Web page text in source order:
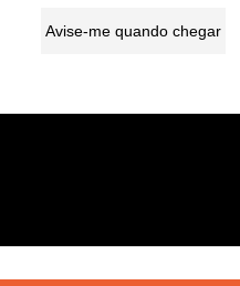
Avise-me quando chegar